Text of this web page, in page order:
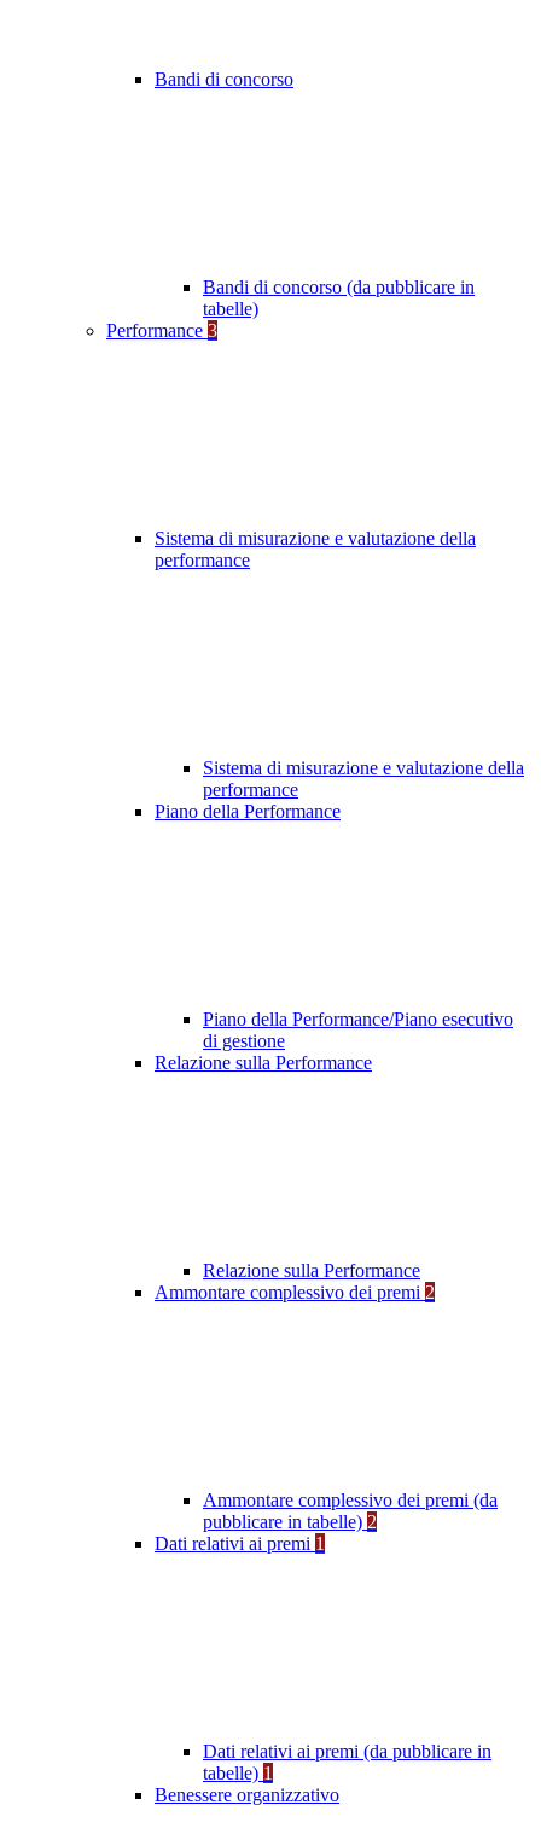
Bandi di concorso
Bandi di concorso (da pubblicare in
tabelle)
Performance 3
Sistema di misurazione e valutazione della
performance
Sistema di misurazione e valutazione della
performance
Piano della Performance
Piano della Performance/Piano esecutivo
di gestione
Relazione sulla Performance
Relazione sulla Performance
Ammontare complessivo dei premi 2
Ammontare complessivo dei premi (da
pubblicare in tabelle) 2
Dati relativi ai premi 1
Dati relativi ai premi (da pubblicare in
tabelle) 1
Benessere organizzativo